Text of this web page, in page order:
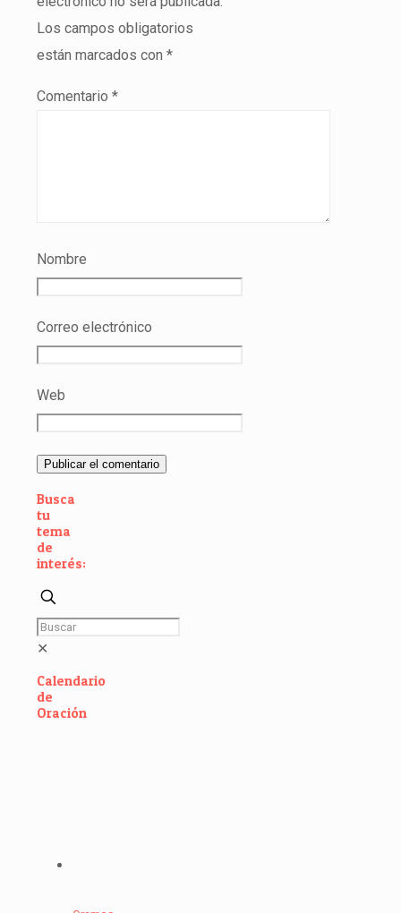
Los campos obligatorios
están marcados con *
Comentario *
Nombre
Correo electrónico
Web
Busca
tu
tema
de
interés:
✕
Calendario
de
Oración